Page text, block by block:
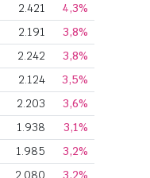
2.421
4,3%
2.191
3,8%
2.242
3,8%
2.124
3,5%
2.203
3,6%
1.938
3,1%
1.985
3,2%
2.080 3,2%